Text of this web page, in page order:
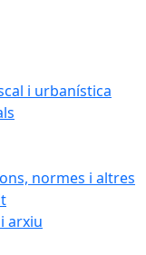
i urbanística
normes i altres
arxiu